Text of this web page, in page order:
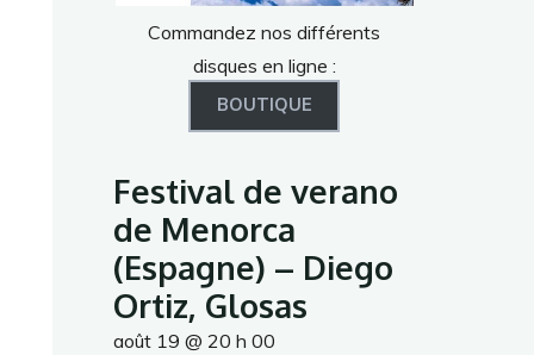
Commandez nos différents
disques en ligne :
BOUTIQUE
Festival de verano
de Menorca
(Espagne) – Diego
Ortiz, Glosas
août 19 @ 20 h 00